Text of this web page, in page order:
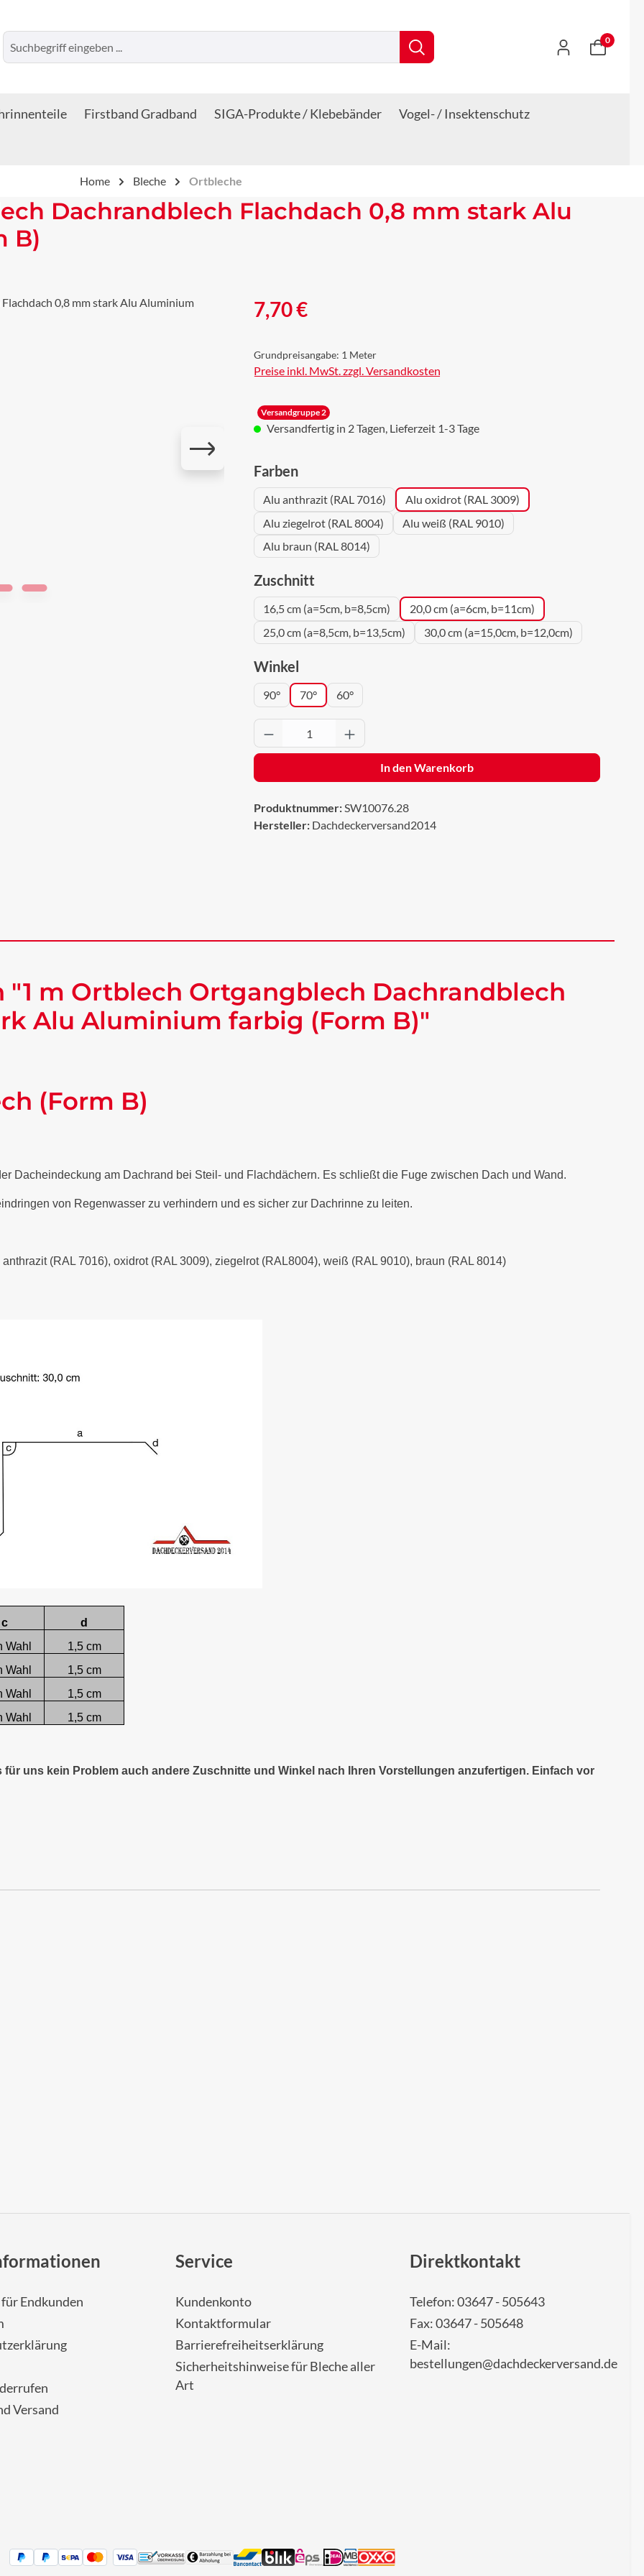
0
Firstband Gradband SIGA-Produkte / Klebebänder
Vogel- / Insektenschutz
Home Bleche Ortbleche
Dachrandblech Flachdach 0,8 mm stark Alu
B)
Regulärer Preis:
7,70 €
Grundpreisangabe: 1 Meter
Preise inkl. MwSt. zzgl. Versandkosten
Versandgruppe 2
Versandfertig in 2 Tagen, Lieferzeit 1-3 Tage
Farbenauswählen
Alu anthrazit (RAL 7016)
Alu oxidrot (RAL 3009)
Alu ziegelrot (RAL 8004)
Alu weiß (RAL 9010)
Alu braun (RAL 8014)
Zuschnittauswählen
16,5 cm (a=5cm, b=8,5cm)
20,0 cm (a=6cm, b=11cm)
25,0 cm (a=8,5cm, b=13,5cm)
30,0 cm (a=15,0cm, b=12,0cm)
Winkelauswählen
90° 70° 60°
Produkt Anzahl: Gib den gewünschten Wert ein
In den Warenkorb
Produktnummer:SW10076.28
Hersteller: Dachdeckerversand2014
m Ortblech Ortgangblech Dachrandblech
Alu Aluminium farbig (Form B)"
(Form B)
Dacheindeckung am Dachrand bei Steil- und Flachdächern. Es schließt die Fuge zwischen Dach und Wand.
von Regenwasser zu verhindern und es sicher zur Dachrinne zu leiten.
(RAL 7016), oxidrot (RAL 3009), ziegelrot (RAL8004), weiß (RAL 9010), braun (RAL 8014)
c
d
Wahl
1,5 cm
Wahl
1,5 cm
Wahl
1,5 cm
Wahl 1,5 cm
uns kein Problem auch andere Zuschnitte und Winkel nach Ihren Vorstellungen anzufertigen. Einfach vor
Endkunden
Versand
Service
Kundenkonto
Kontaktformular
Barrierefreiheitserklärung
Sicherheitshinweise für Bleche aller
Art
Direktkontakt
Telefon: 03647 - 505643
Fax: 03647 - 505648
E-Mail:
bestellungen@dachdeckerversand.de